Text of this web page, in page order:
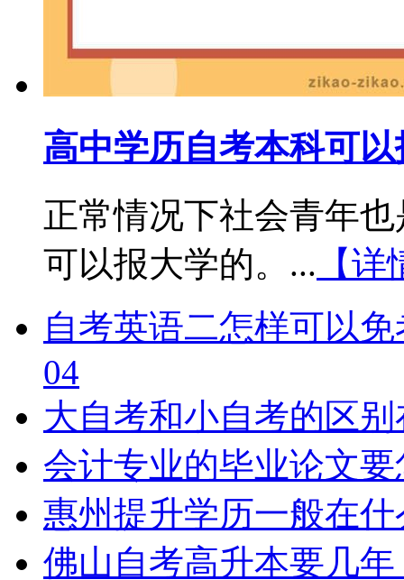
高中学历自考本科可
正常情况下社会青年
可以报大学的。... 【
自考英语二怎样可以
04
大自考和小自考的区
会计专业的毕业论文
惠州提升学历一般在
佛山自考高升本要几年